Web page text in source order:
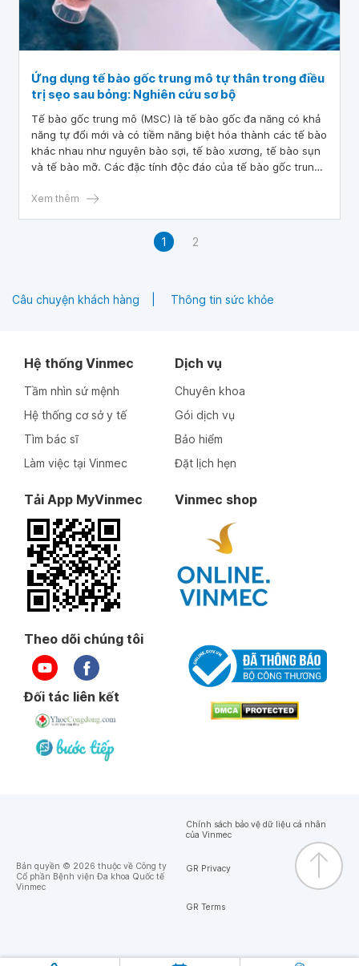
Ứng dụng tế bào gốc trung mô tự thân trong điều
trị sẹo sau bỏng: Nghiên cứu sơ bộ
Tế bào gốc trung mô (MSC) là tế bào gốc đa năng có khả
năng tự đổi mới và có tiềm năng biệt hóa thành các tế bào
khác nhau như nguyên bào sợi, tế bào xương, tế bào sụn
và tế bào mỡ. Các đặc tính độc đáo của tế bào gốc trung
Xem thêm
1 2
Câu chuyện khách hàng Thông tin sức khỏe
Hệ thống Vinmec
Tầm nhìn sứ mệnh
Hệ thống cơ sở y tế
Tìm bác sĩ
Làm việc tại Vinmec
Dịch vụ
Chuyên khoa
Gói dịch vụ
Bảo hiểm
Đặt lịch hẹn
Tải App MyVinmec Vinmec shop
Theo dõi chúng tôi
Đối tác liên kết
Bản quyền © 2026 thuộc về Công ty
Cổ phần Bệnh viện Đa khoa Quốc tế
Vinmec
Chính sách bảo vệ dữ liệu cá nhân
của Vinmec
GR Privacy
GR Terms